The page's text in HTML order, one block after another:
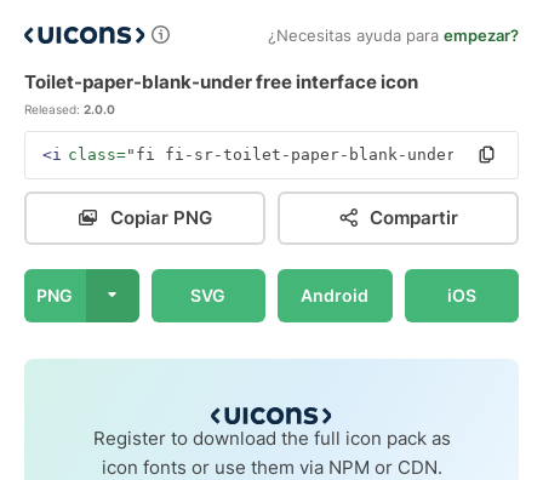
¿Necesitas ayuda para empezar?
Toilet-paper-blank-under free interface icon
Released: 2.0.0
<i class="fi fi-sr-toilet-paper-blank-under" ></i>
Copiar PNG Compartir
PNG SVG Android iOS
Register to download the full icon pack as
icon fonts or use them via NPM or CDN.